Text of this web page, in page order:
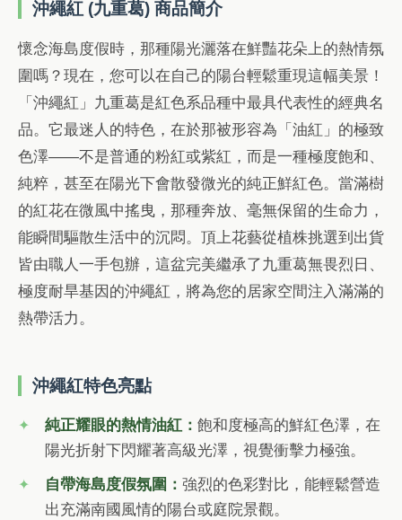
沖繩紅 (九重葛) 商品簡介
懷念海島度假時，那種陽光灑落在鮮豔花朵上的熱情氛
圍嗎？現在，您可以在自己的陽台輕鬆重現這幅美景！
「沖繩紅」九重葛是紅色系品種中最具代表性的經典名
品。它最迷人的特色，在於那被形容為「油紅」的極致
色澤——不是普通的粉紅或紫紅，而是一種極度飽和、
純粹，甚至在陽光下會散發微光的純正鮮紅色。當滿樹
的紅花在微風中搖曳，那種奔放、毫無保留的生命力，
能瞬間驅散生活中的沉悶。頂上花藝從植株挑選到出貨
皆由職人一手包辦，這盆完美繼承了九重葛無畏烈日、
極度耐旱基因的沖繩紅，將為您的居家空間注入滿滿的
熱帶活力。
沖繩紅特色亮點
純正耀眼的熱情油紅：飽和度極高的鮮紅色澤，在
陽光折射下閃耀著高級光澤，視覺衝擊力極強。
自帶海島度假氛圍：強烈的色彩對比，能輕鬆營造
出充滿南國風情的陽台或庭院景觀。